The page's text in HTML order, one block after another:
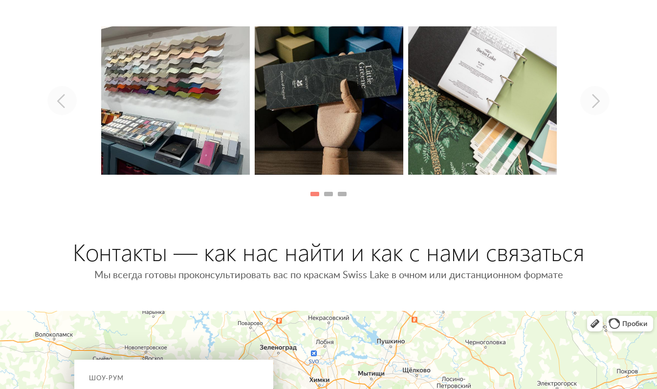
Контакты — как нас найти и как с нами связаться
Мы всегда готовы проконсультировать вас по краскам Swiss Lake в очном или дистанционном формате
ШОУ-РУМ